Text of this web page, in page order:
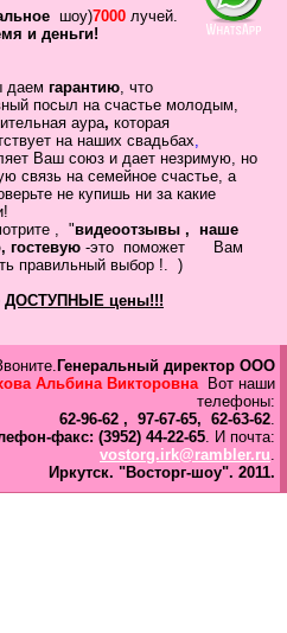
шоу)7000 лучей.
и деньги!
даем гарантию, что
посыл на счастье молодым,
аура, которая
на наших свадьбах,
Ваш союз и дает незримую, но
связь на семейное счастье, а
не купишь ни за какие
, "видеоотзывы , наше
гостевую -это поможет Вам
правильный выбор !. )
ДОСТУПНЫЕ цены!!!
Генеральный директор ООО
Альбина ВикторовнаВот наши
телефоны:
62-96-62 , 97-67-65, 62-63-62.
факс: (3952) 44-22-65. И почта:
vostorg.irk@rambler.ru.
Иркутск. "Восторг-шоу". 2011.